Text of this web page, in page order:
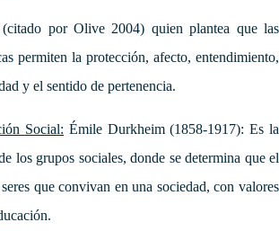
(citado por Olive 2004) quien plantea que las
permiten la protección, afecto, entendimiento,
y el sentido de pertenencia.
Social: Émile Durkheim (1858-1917): Es la
los grupos sociales, donde se determina que el
que convivan en una sociedad, con valores